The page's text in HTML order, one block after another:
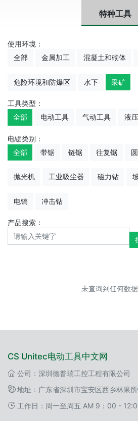
特种工具
使用环境：
全部
金属加工 混凝土和砌体
危险环境和防爆区 水下 采矿
工具类型：
全部
电动工具 气动工具 液
电锯类别：
全部
带锯 链锯 往复锯
抛光机 工业吸尘器 磁力钻
电镐 冲击钻
产品搜索：
未查询到任何数据
CS Unitec电动工具中文网
公司：深圳德普瑞工控工程有限公司
地址：广东省深圳市宝安区西乡林果
工作日：周一至周五 AM 9：00 -